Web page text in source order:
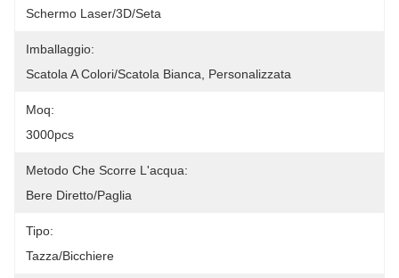
Schermo Laser/3D/seta
Imballaggio:
Scatola A Colori/scatola Bianca, Personalizzata
Moq:
3000pcs
Metodo Che Scorre L'acqua:
Bere Diretto/paglia
Tipo:
Tazza/bicchiere